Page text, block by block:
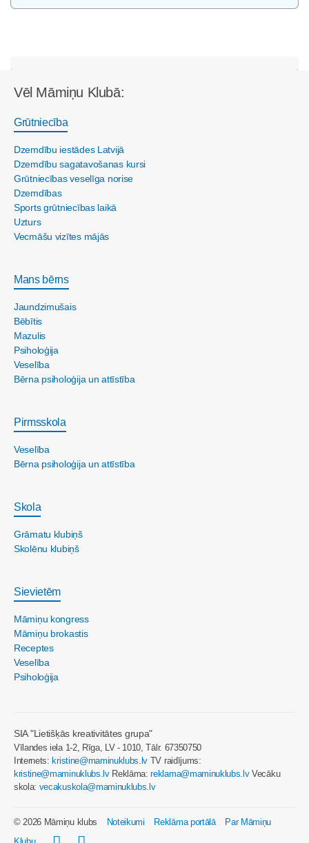
Vēl Māmiņu Klubā:
Grūtniecība
Dzemdību iestādes Latvijā
Dzemdību sagatavošanas kursi
Grūtniecības veselīga norise
Dzemdības
Sports grūtniecības laikā
Uzturs
Vecmāšu vizītes mājās
Mans bērns
Jaundzimušais
Bēbītis
Mazulis
Psiholoģija
Veselība
Bērna psiholoģija un attīstība
Pirmsskola
Veselība
Bērna psiholoģija un attīstība
Skola
Grāmatu klubiņš
Skolēnu klubiņš
Sievietēm
Māmiņu kongress
Māmiņu brokastis
Receptes
Veselība
Psiholoģija
SIA "Lietišķās kreativitātes grupa"
Vīlandes iela 1-2, Rīga, LV - 1010, Tālr. 67350750
Internets:kristine@maminuklubs.lv TV raidījums:
kristine@maminuklubs.lvReklāma:reklama@maminuklubs.lvVecāku
skola: vecakuskola@maminuklubs.lv
© 2026 Māmiņu klubs Noteikumi Reklāma portālā
Par Māmiņu